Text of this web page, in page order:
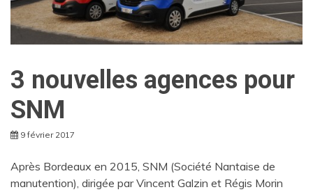
3 nouvelles agences pour
SNM
9 février 2017
Après Bordeaux en 2015, SNM (Société Nantaise de
manutention), dirigée par Vincent Galzin et Régis Morin